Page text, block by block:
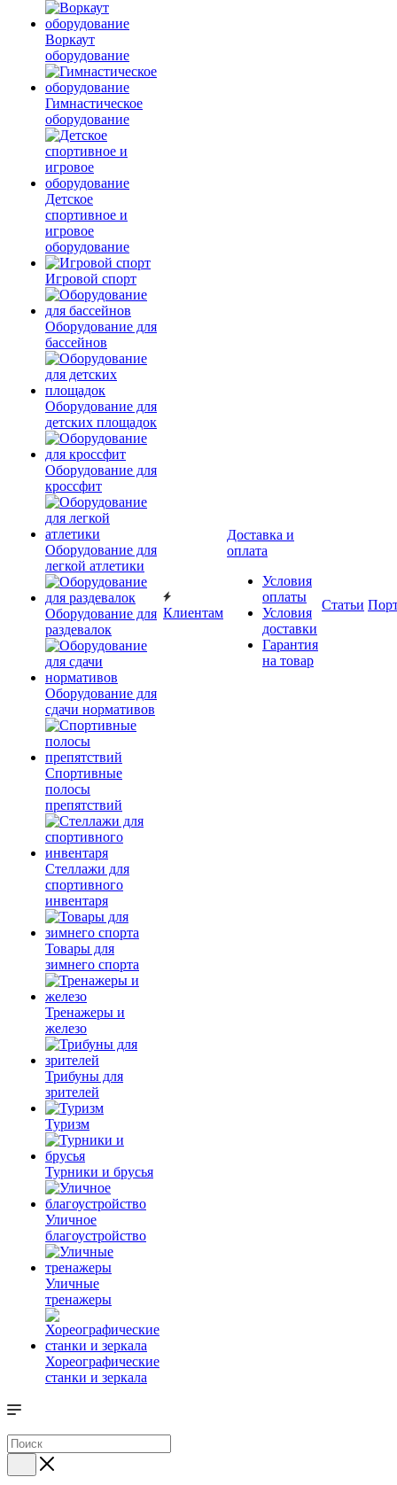
Воркаут
оборудование
Гимнастическое
оборудование
Детское
спортивное и
игровое
оборудование
Игровой спорт
Оборудование для
бассейнов
Оборудование для
детских площадок
Оборудование для
кроссфит
Оборудование для
легкой атлетики
Оборудование для
раздевалок
Оборудование для
сдачи нормативов
Спортивные
полосы
препятствий
Стеллажи для
спортивного
инвентаря
Товары для
зимнего спорта
Тренажеры и
железо
Трибуны для
зрителей
Туризм
Турники и брусья
Уличное
благоустройство
Уличные
тренажеры
Хореографические
станки и зеркала
Клиентам
Доставка и
оплата
Условия
оплаты
Условия
доставки
Гарантия
на товар
Статьи